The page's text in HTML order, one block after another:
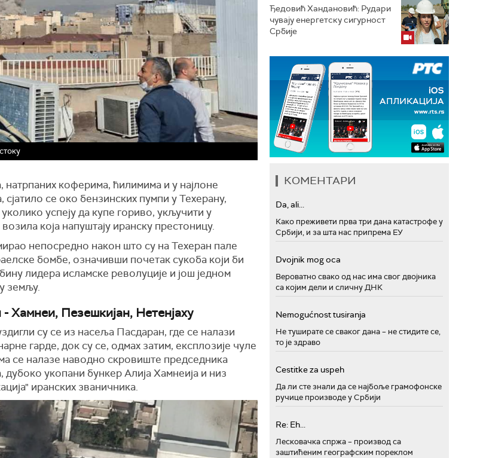
натрпаних коферима, ћилимима и у најлоне
се око бензинских пумпи у Техерану,
успеју да купе гориво, укључити у
која напуштају иранску престоницу.
непосредно након што су на Техеран пале
бомбе, означивши почетак сукоба који би
лидера исламске револуције и још једном
земљу.
Хамнеи, Пезешкијан, Нетенјаху
су се из насеља Пасдаран, где се налази
гарде, док су се, одмах затим, експлозије чуле
се налазе наводно скровиште председника
укопани бункер Алија Хамнеија и низ
иранских званичника.
Ђедовић Хандановић: Рудари
чувају енергетску сигурност
Србије
КОМЕНТАРИ
Da, ali...
Како преживети прва три дана катастрофе у
Србији, и за шта нас припрема ЕУ
Dvojnik mog oca
Вероватно свако од нас има свог двојника
са којим дели и сличну ДНК
Nemogućnost tusiranja
Не туширате се сваког дана – не стидите се,
то је здраво
Cestitke za uspeh
Да ли сте знали да се најбоље грамофонске
ручице производе у Србији
Re: Eh...
Лесковачка спржа – производ са
заштићеним географским пореклом